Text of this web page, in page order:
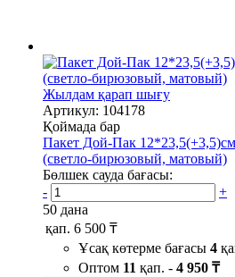
Жылдам қарап шығу
Артикул: 104178
Қоймада бар
Пакет Дой-Пак
(светло-бирюзовый, матовый)
Бөлшек сауда бағасы:
-
+
50 дана
қап. 6 500 ₸
Ұсақ көтерме бағасы 4
Оптом 11 қап. - 4 950 ₸